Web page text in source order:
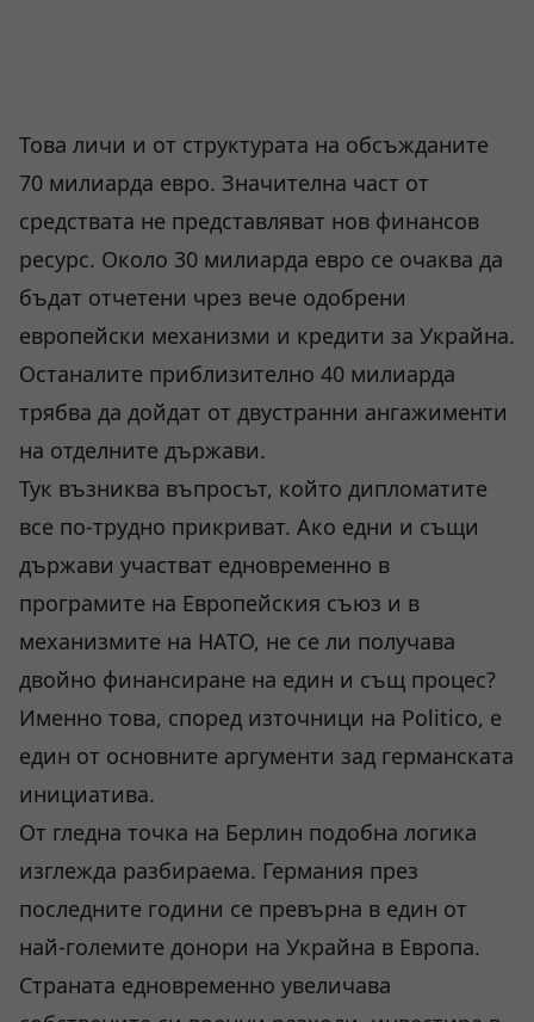
Това личи и от структурата на обсъжданите
70 милиарда евро. Значителна част от
средствата не представляват нов финансов
ресурс. Около 30 милиарда евро се очаква да
бъдат отчетени чрез вече одобрени
европейски механизми и кредити за Украйна.
Останалите приблизително 40 милиарда
трябва да дойдат от двустранни ангажименти
на отделните държави.
Тук възниква въпросът, който дипломатите
все по-трудно прикриват. Ако едни и същи
държави участват едновременно в
програмите на Европейския съюз и в
механизмите на НАТО, не се ли получава
двойно финансиране на един и същ процес?
Именно това, според източници на Politico, е
един от основните аргументи зад германската
инициатива.
От гледна точка на Берлин подобна логика
изглежда разбираема. Германия през
последните години се превърна в един от
най-големите донори на Украйна в Европа.
Страната едновременно увеличава